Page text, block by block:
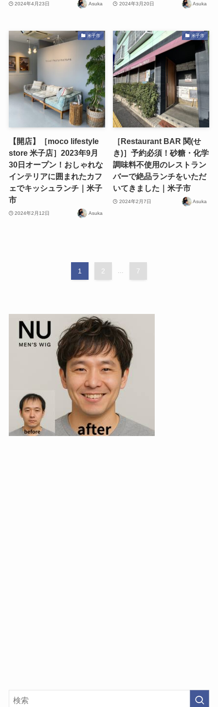
2024年4月23日 Asuka 2024年3月20日 Asuka
米子市
【開店】［moco lifestyle
store 米子店］2023年9月
30日オープン！おしゃれな
インテリアに囲まれたカフ
ェでキッシュランチ｜米子
市
2024年2月12日 Asuka
米子市
［Restaurant BAR 関(せ
き)］予約必須！砂糖・化学
調味料不使用のレストラン
バーで絶品ランチをいただ
いてきました｜米子市
2024年2月7日 Asuka
1 2 7